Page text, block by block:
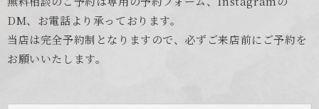
DM、お電話より承っております。
当店は完全予約制となりますので、必ずご来店前にご予約を
お願いいたします。